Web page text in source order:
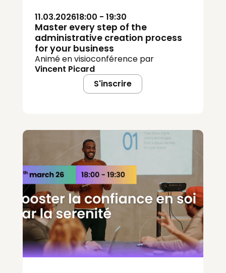
11.03.202618:00 - 19:30
Master every step of the
administrative creation process
for your business
Animé en visioconférence par
Vincent Picard
S'inscrire